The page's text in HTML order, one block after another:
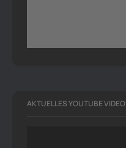
AKTUELLES YOUTUBE VIDEO